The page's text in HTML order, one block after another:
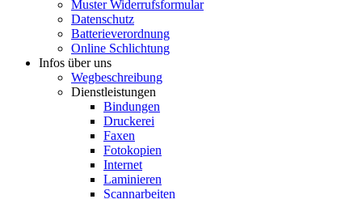
Muster Widerrufsformular
Datenschutz
Batterieverordnung
Online Schlichtung
Infos über uns
Wegbeschreibung
Dienstleistungen
Bindungen
Druckerei
Faxen
Fotokopien
Internet
Laminieren
Scannarbeiten